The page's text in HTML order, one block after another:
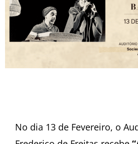
No dia 13 de Fevereiro, o